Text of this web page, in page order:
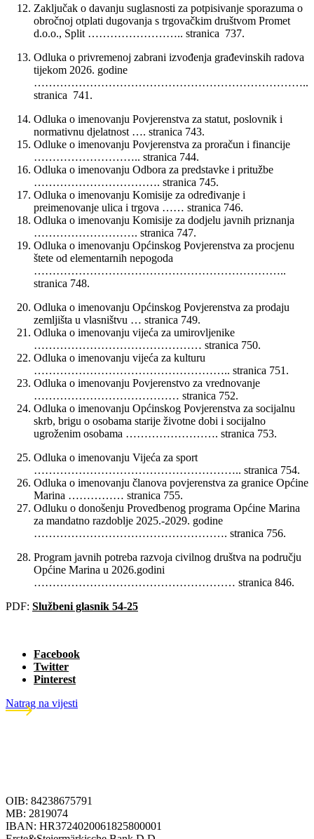
Zaključak o davanju suglasnosti za potpisivanje sporazuma o
obročnoj otplati dugovanja s trgovačkim društvom Promet
d.o.o., Split …………………….. stranica 737.
Odluka o privremenoj zabrani izvođenja građevinskih radova
tijekom 2026. godine
………………………………………………………………..
stranica 741.
Odluka o imenovanju Povjerenstva za statut, poslovnik i
normativnu djelatnost …. stranica 743.
Odluke o imenovanju Povjerenstva za proračun i financije
……………………….. stranica 744.
Odluka o imenovanju Odbora za predstavke i pritužbe
……………………………. stranica 745.
Odluka o imenovanju Komisije za određivanje i
preimenovanje ulica i trgova …… stranica 746.
Odluka o imenovanju Komisije za dodjelu javnih priznanja
………………………. stranica 747.
Odluka o imenovanju Općinskog Povjerenstva za procjenu
štete od elementarnih nepogoda
…………………………………………………………..
stranica 748.
Odluka o imenovanju Općinskog Povjerenstva za prodaju
zemljišta u vlasništvu … stranica 749.
Odluka o imenovanju vijeća za umirovljenike
……………………………………… stranica 750.
Odluka o imenovanju vijeća za kulturu
…………………………………………….. stranica 751.
Odluka o imenovanju Povjerenstvo za vrednovanje
………………………………… stranica 752.
Odluka o imenovanju Općinskog Povjerenstva za socijalnu
skrb, brigu o osobama starije životne dobi i socijalno
ugroženim osobama ……………………. stranica 753.
Odluka o imenovanju Vijeća za sport
……………………………………………….. stranica 754.
Odluka o imenovanju članova povjerenstva za granice Općine
Marina …………… stranica 755.
Odluku o donošenju Provedbenog programa Općine Marina
za mandatno razdoblje 2025.-2029. godine
……………………………………………. stranica 756.
Program javnih potreba razvoja civilnog društva na području
Općine Marina u 2026.godini
……………………………………………… stranica 846.
PDF: Službeni glasnik 54-25
Facebook
Twitter
Pinterest
Natrag na vijesti
OIB: 84238675791
MB: 2819074
IBAN: HR3724020061825800001